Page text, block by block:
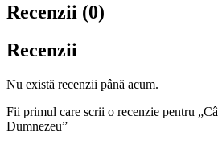
Recenzii (0)
Recenzii
Nu există recenzii până acum.
Fii primul care scrii o recenzie pentru
Dumnezeu”